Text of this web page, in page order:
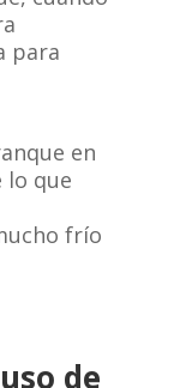
para
en
lo que
frío
de